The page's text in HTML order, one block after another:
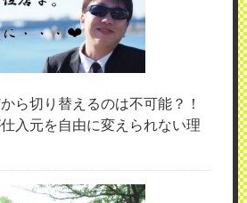
ら切り替えるのは不可能？！
入元を自由に変えられない理